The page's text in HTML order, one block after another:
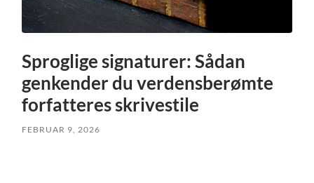
Sproglige signaturer: Sådan
genkender du verdensberømte
forfatteres skrivestile
FEBRUAR 9, 2026